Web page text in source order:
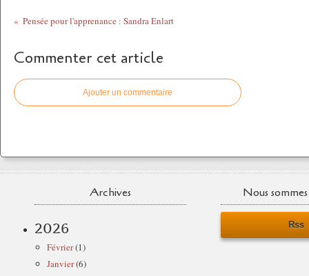
Pensée pour l'apprenance : Sandra Enlart
Commenter cet article
Ajouter un commentaire
Archives
2026
Février(1)
Janvier(6)
Nous
Rss